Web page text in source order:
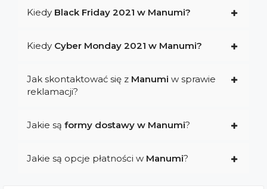
Kiedy Black Friday 2021 w Manumi?
Kiedy Cyber Monday 2021 w Manumi?
Jak skontaktować się z Manumi w sprawie
reklamacji?
Jakie są formy dostawy w Manumi?
Jakie są opcje płatności w Manumi?